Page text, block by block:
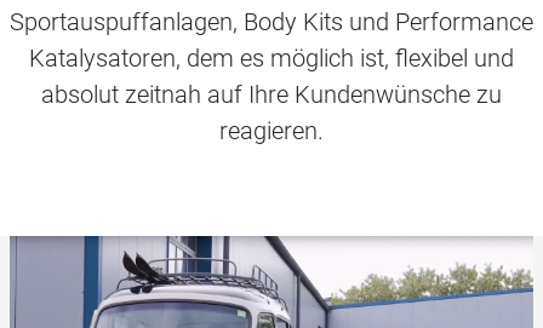
Sportauspuffanlagen, Body Kits und Performance
Katalysatoren, dem es möglich ist, flexibel und
absolut zeitnah auf Ihre Kundenwünsche zu
reagieren.